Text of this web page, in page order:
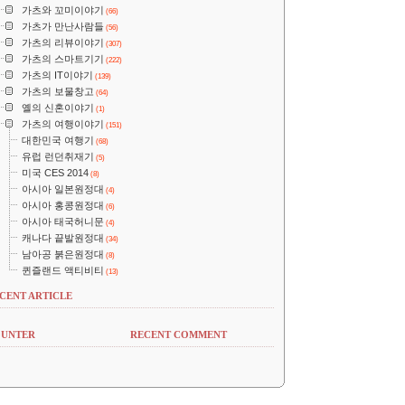
가츠와 꼬미이야기 (66)
가츠가 만난사람들 (56)
가츠의 리뷰이야기 (307)
가츠의 스마트기기 (222)
가츠의 IT이야기 (139)
가츠의 보물창고 (64)
옐의 신혼이야기 (1)
가츠의 여행이야기 (151)
대한민국 여행기 (68)
유럽 런던취재기 (5)
미국 CES 2014 (8)
아시아 일본원정대 (4)
아시아 홍콩원정대 (6)
아시아 태국허니문 (4)
캐나다 끝발원정대 (34)
남아공 붉은원정대 (8)
퀸즐랜드 액티비티 (13)
ARTICLE
RECENT COMMENT